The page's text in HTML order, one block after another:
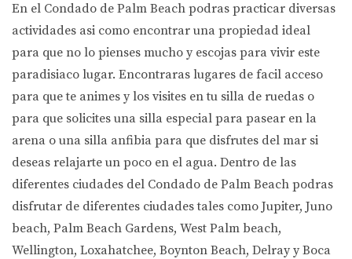
En el Condado de Palm Beach podras practicar diversas
actividades asi como encontrar una propiedad ideal
para que no lo pienses mucho y escojas para vivir este
paradisiaco lugar. Encontraras lugares de facil acceso
para que te animes y los visites en tu silla de ruedas o
para que solicites una silla especial para pasear en la
arena o una silla anfibia para que disfrutes del mar si
deseas relajarte un poco en el agua. Dentro de las
diferentes ciudades del Condado de Palm Beach podras
disfrutar de diferentes ciudades tales como Jupiter, Juno
beach, Palm Beach Gardens, West Palm beach,
Wellington, Loxahatchee, Boynton Beach, Delray y Boca